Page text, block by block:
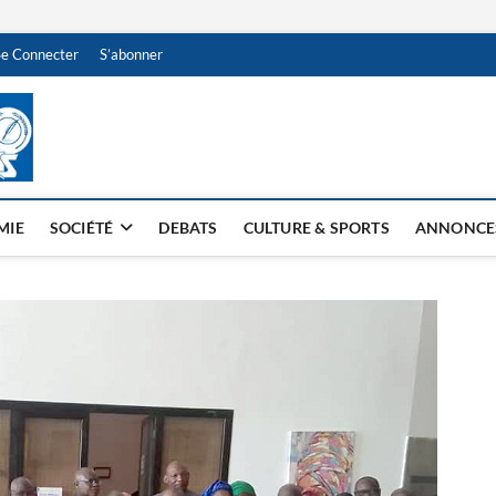
Connecter S’abonner
NDJAMENA HEBDO
SOCIÉTÉ DEBATS CULTURE & SPORTS